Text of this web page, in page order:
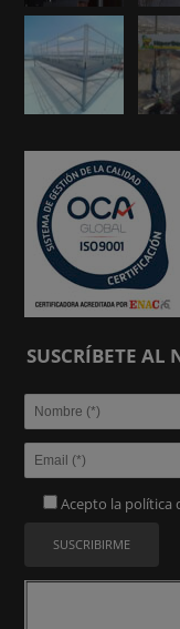
SUSCRÍBETE AL
Acepto la política